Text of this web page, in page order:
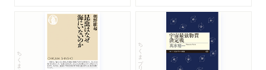
ちくま新書 ちくまプリマー新書